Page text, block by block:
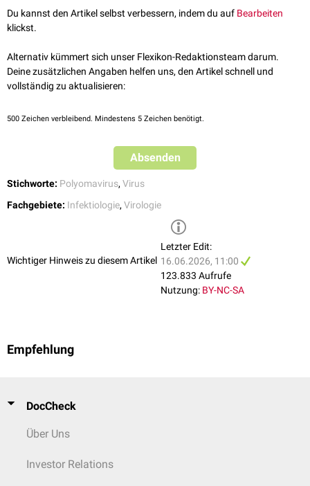
Virusvarianten entstehen durch unterschiedliche Arrangements der
nichtkodierenden Region.
Hat das Virus dieBlut-Hirn-Schrankeüberwunden, infiziert es im ZNS
Oligodendrozyten
Rezeptor.
zurückgenommen.
Die ersten klinischen Anzeichen einer PML sind
Sensibilitätsstörungen. In derMRTzeigen sich Läsionen derweißen
Substanz, meist in Kortexnähe. Zur Diagnosestellung werden
Hirnbiopsien oderLiquormittels
Du kannst den Artikel selbst verbessern, indem du auf Bearbeiten
klickst.
Alternativ kümmert sich unser Flexikon-Redaktionsteam darum.
Deine zusätzlichen Angaben helfen uns, den Artikel schnell und
vollständig zu aktualisieren:
500 Zeichen verbleibend. Mindestens 5 Zeichen benötigt.
Absenden
Stichworte: Polyomavirus, Virus
Fachgebiete: Infektiologie, Virologie
Wichtiger Hinweis zu diesem Artikel
Letzter Edit:
16.06.2026, 11:00
123.833 Aufrufe
Nutzung: BY-NC-SA
Empfehlung
DocCheck
Über Uns
Investor Relations